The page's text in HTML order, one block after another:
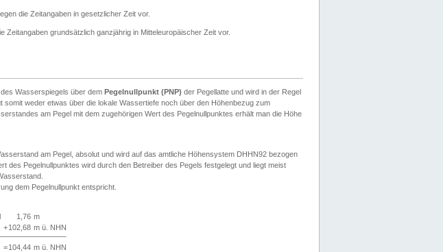
die Zeitangaben in gesetzlicher Zeit vor.
Zeitangaben grundsätzlich ganzjährig in Mitteleuropäischer Zeit vor.
Wasserspiegels über dem Pegelnullpunkt (PNP) der Pegellatte und wird in der Regel
weder etwas über die lokale Wassertiefe noch über den Höhenbezug zum
am Pegel mit dem zugehörigen Wert des Pegelnullpunktes erhält man die Höhe
am Pegel, absolut und wird auf das amtliche Höhensystem DHHN92 bezogen
des Pegelnullpunktes wird durch den Betreiber des Pegels festgelegt und liegt meist
dem Pegelnullpunkt entspricht.
1,76 m
+102,68 m ü. NHN
=104,44 m ü. NHN